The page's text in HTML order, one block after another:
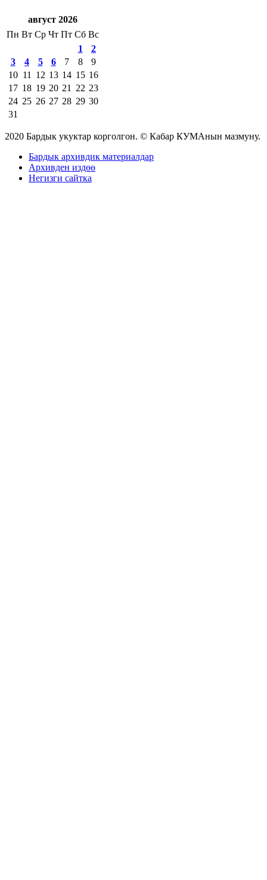
август 2026
Пн Вт Ср Чт Пт Сб Вс
1
2
3
4 5 6 7 8
9
10 11 12 13 14 15 16
17 18 19 20 21 22 23
24 25 26 27 28 29 30
31
2020 Бардык укуктар корголгон. © Кабар КУМАнын мазмуну.
Бардык архивдик материалдар
Архивден издөө
Негизги сайтка